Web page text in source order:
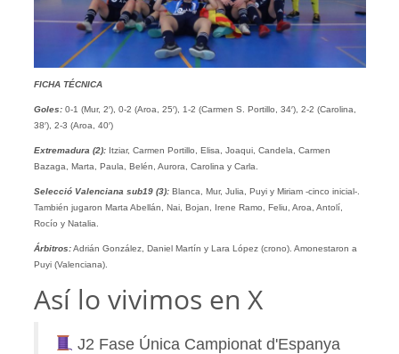
FICHA TÉCNICA
Goles:0-1 (Mur, 2′), 0-2 (Aroa, 25′), 1-2 (Carmen S. Portillo, 34′), 2-2 (Carolina,
38′), 2-3 (Aroa, 40′)
Extremadura (2): Itziar, Carmen Portillo, Elisa, Joaqui, Candela, Carmen
Bazaga, Marta, Paula, Belén, Aurora, Carolina y Carla.
Selecció Valenciana sub19 (3):Blanca, Mur, Julia, Puyi y Miriam -cinco inicial-.
También jugaron Marta Abellán, Nai, Bojan, Irene Ramo, Feliu, Aroa, Antolí,
Rocío y Natalia.
Árbitros:Adrián González, Daniel Martín y Lara López (crono). Amonestaron a
Puyi (Valenciana).
Así lo vivimos en X
J2 Fase Única Campionat d'Espanya